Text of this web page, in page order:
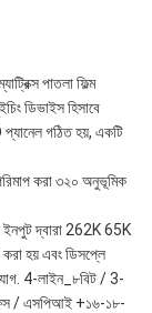
পাতলা ফিল্ম
ডিভাইস হিসাবে
গঠিত হয়, একটি
করা ৩২০ অনুভূমিক
ইনপুট দ্বারা 262K 65K
হয় এবং ডিসপ্লে
4-লাইন_৮বিট / 3-
/ এসপিআই +১৬-১৮-